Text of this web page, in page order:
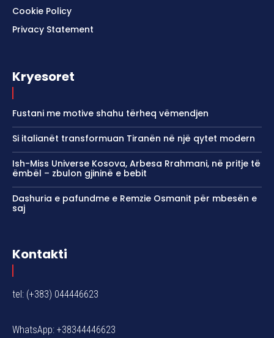
Cookie Policy
Privacy Statement
Kryesoret
Fustani me motive shahu tërheq vëmendjen
Si italianët transformuan Tiranën në një qytet modern
Ish-Miss Universe Kosova, Arbesa Rrahmani, në pritje të
ëmbël – zbulon gjininë e bebit
Dashuria e pafundme e Remzie Osmanit për mbesën e
saj
Kontakti
tel: (+383) 044446623
WhatsApp: +38344446623